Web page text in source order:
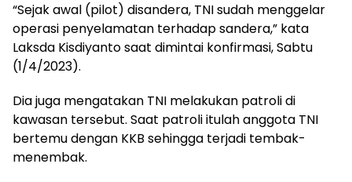
“Sejak awal (pilot) disandera, TNI sudah menggelar
operasi penyelamatan terhadap sandera,” kata
Laksda Kisdiyanto saat dimintai konfirmasi, Sabtu
(1/4/2023).
Dia juga mengatakan TNI melakukan patroli di
kawasan tersebut. Saat patroli itulah anggota TNI
bertemu dengan KKB sehingga terjadi tembak-
menembak.